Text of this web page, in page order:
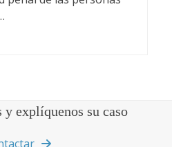
y explíquenos su caso